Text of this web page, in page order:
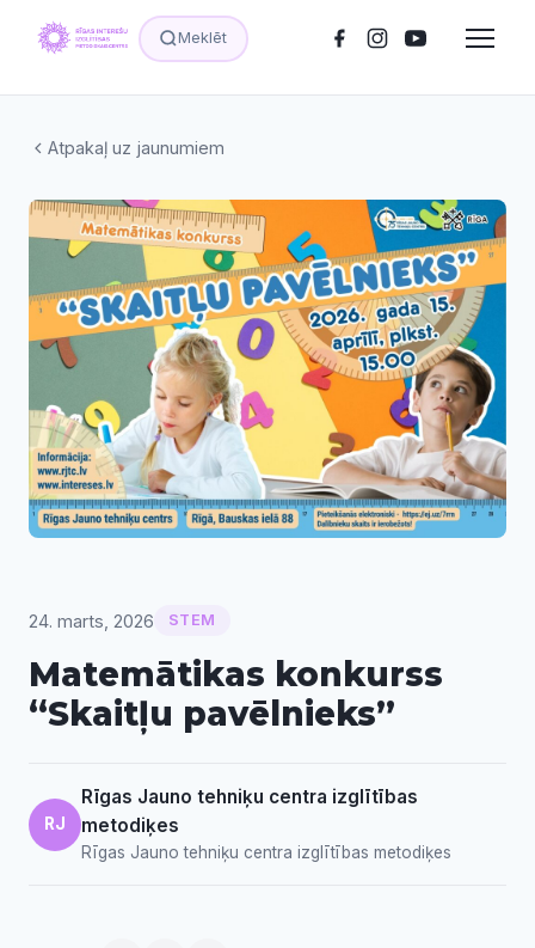
Meklēt
Atpakaļ uz jaunumiem
24. marts, 2026 STEM
Matemātikas konkurss
“Skaitļu pavēlnieks”
RJ
Rīgas Jauno tehniķu centra izglītības
metodiķes
Rīgas Jauno tehniķu centra izglītības metodiķes